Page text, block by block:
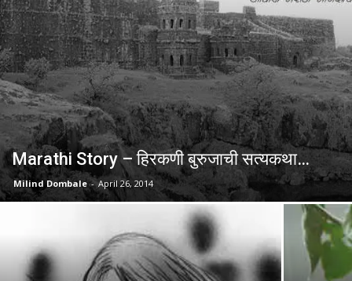
Marathi Story – हिरकणी बुरुजाची सत्यकथा…
Milind Dombale - April 26, 2014